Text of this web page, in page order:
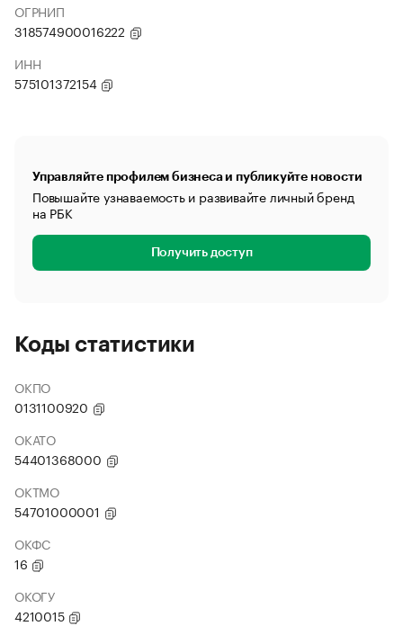
ОГРНИП
318574900016222
ИНН
575101372154
Управляйте профилем бизнеса и публикуйте новости
Повышайте узнаваемость и развивайте личный бренд
на РБК
Получить доступ
Коды статистики
ОКПО
0131100920
ОКАТО
54401368000
ОКТМО
54701000001
ОКФС
16
ОКОГУ
4210015